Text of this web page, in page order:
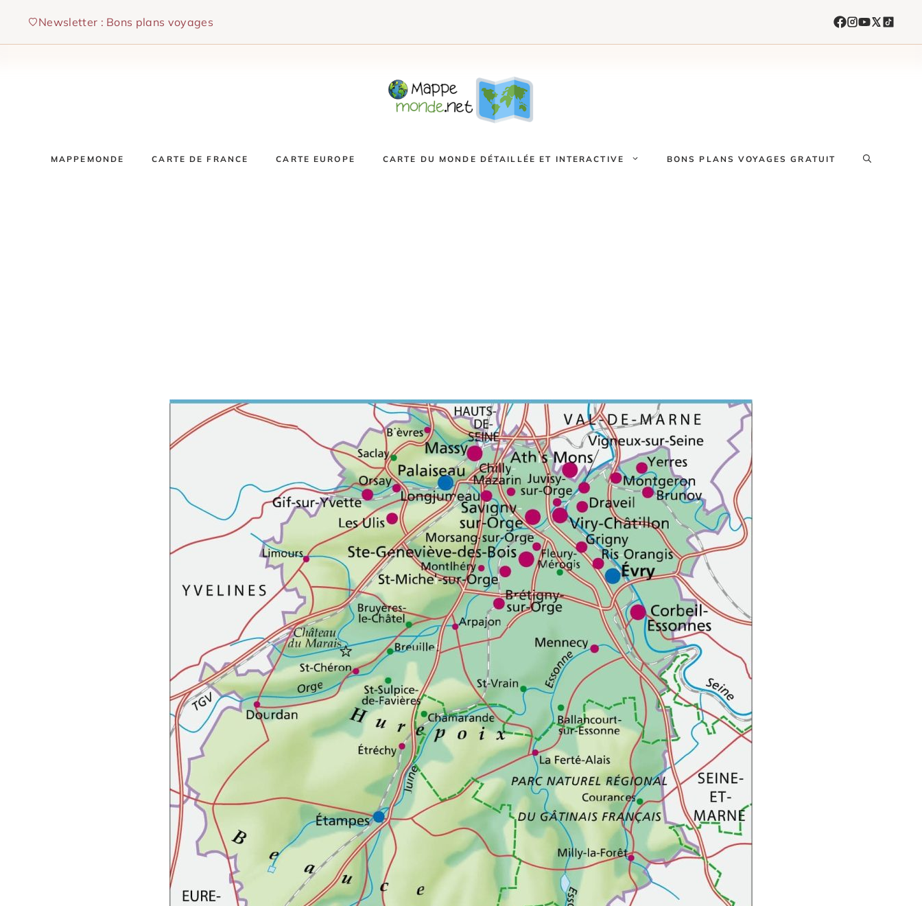
contenu
Newsletter : Bons plans voyages
MAPPEMONDE CARTE DE FRANCE CARTE EUROPE CARTE DU MONDE DÉTAILLÉE ET INTERACTIVE BONS PLANS VOYAGES GRATUIT